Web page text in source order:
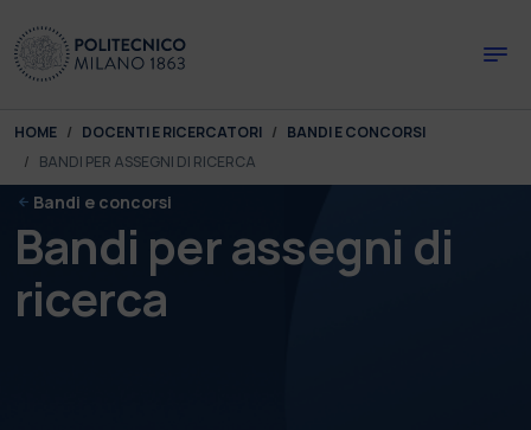
You are here:
HOME DOCENTI E RICERCATORI
BANDI E CONCORSI
BANDI PER ASSEGNI DI RICERCA
Bandi e concorsi
Bandi per assegni di
ricerca